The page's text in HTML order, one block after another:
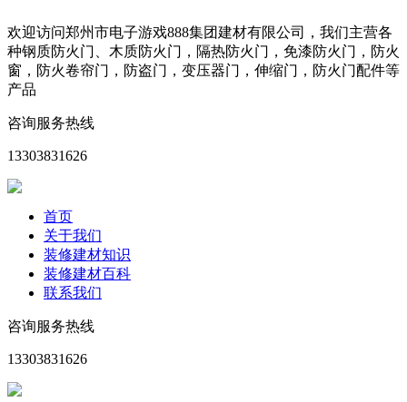
欢迎访问郑州市电子游戏888集团建材有限公司，我们主营各
种钢质防火门、木质防火门，隔热防火门，免漆防火门，防火
窗，防火卷帘门，防盗门，变压器门，伸缩门，防火门配件等
产品
咨询服务热线
13303831626
首页
关于我们
装修建材知识
装修建材百科
联系我们
咨询服务热线
13303831626